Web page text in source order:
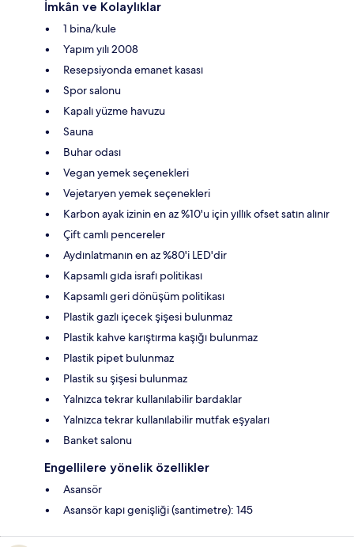
İmkân ve Kolaylıklar
1 bina/kule
Yapım yılı 2008
Resepsiyonda emanet kasası
Spor salonu
Kapalı yüzme havuzu
Sauna
Buhar odası
Vegan yemek seçenekleri
Vejetaryen yemek seçenekleri
Karbon ayak izinin en az %10'u için yıllık ofset satın alınır
Çift camlı pencereler
Aydınlatmanın en az %80'i LED'dir
Kapsamlı gıda israfı politikası
Kapsamlı geri dönüşüm politikası
Plastik gazlı içecek şişesi bulunmaz
Plastik kahve karıştırma kaşığı bulunmaz
Plastik pipet bulunmaz
Plastik su şişesi bulunmaz
Yalnızca tekrar kullanılabilir bardaklar
Yalnızca tekrar kullanılabilir mutfak eşyaları
Banket salonu
Engellilere yönelik özellikler
Asansör
Asansör kapı genişliği (santimetre): 145